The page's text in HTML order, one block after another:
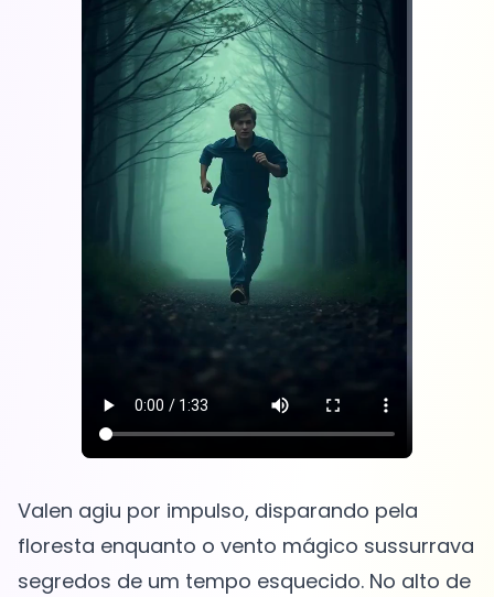
Valen agiu por impulso, disparando pela
floresta enquanto o vento mágico sussurrava
segredos de um tempo esquecido. No alto de